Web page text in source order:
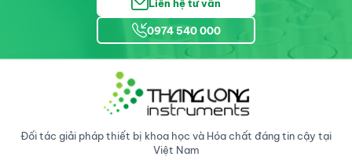
Liên hệ tư vấn
0974 540 000
Đối tác giải pháp thiết bị khoa học và Hóa chất đáng tin cậy tại
Việt Nam